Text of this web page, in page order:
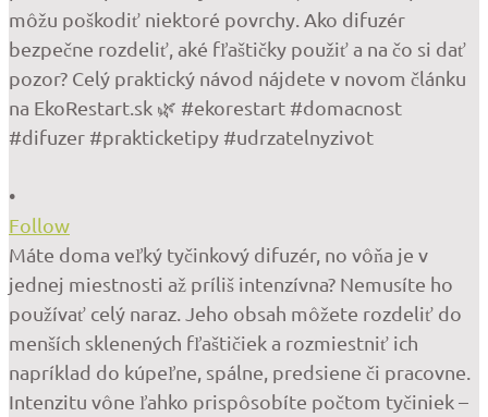
•
Follow
Máte doma veľký tyčinkový difuzér, no vôňa je v
jednej miestnosti až príliš intenzívna? Nemusíte ho
používať celý naraz. Jeho obsah môžete rozdeliť do
menších sklenených fľaštičiek a rozmiestniť ich
napríklad do kúpeľne, spálne, predsiene či pracovne.
Intenzitu vône ľahko prispôsobíte počtom tyčiniek –